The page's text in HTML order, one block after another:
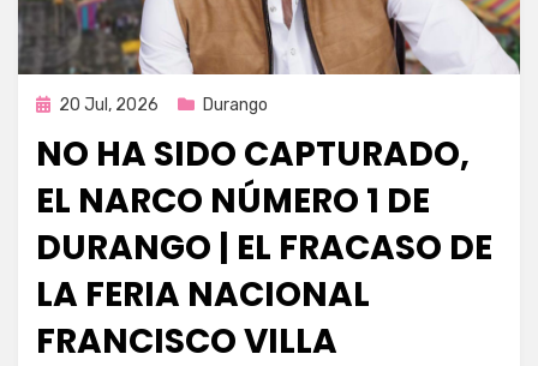
Publicada
20 Jul, 2026 Durango
NO HA SIDO CAPTURADO,
EL NARCO NÚMERO 1 DE
DURANGO | EL FRACASO DE
LA FERIA NACIONAL
FRANCISCO VILLA